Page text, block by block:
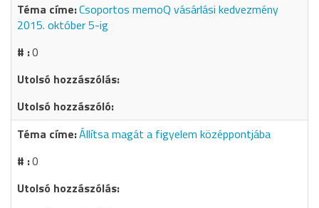
Csoportos memoQ vásárlási kedvezmény
2015. október 5-ig
0
Állítsa magát a figyelem középpontjába
0